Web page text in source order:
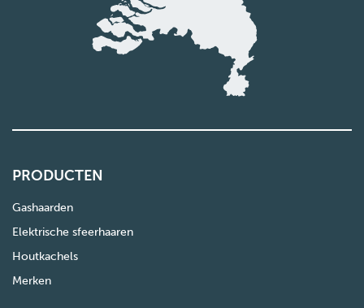
PRODUCTEN
Gashaarden
Elektrische sfeerhaaren
Houtkachels
Merken